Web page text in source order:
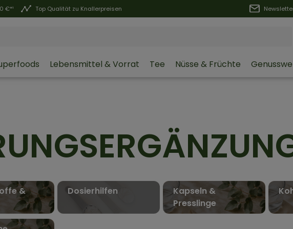
€*¹ Top Qualität zu Knallerpreisen
Lebensmittel & Vorrat Tee Nüsse & Früchte
&
Dosierhilfen
Kapseln &
Presslinge